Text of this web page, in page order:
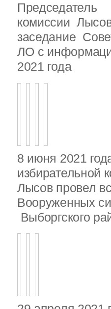
комиссии
заседание
ЛО с
2021 года
8 июня 2021
избирательной
Лысов провел
Вооруженных
Выборгского